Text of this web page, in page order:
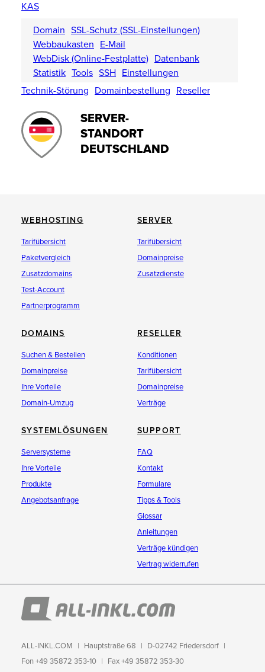
KAS
Domain SSL-Schutz (SSL-Einstellungen)
Webbaukasten E-Mail
WebDisk (Online-Festplatte) Datenbank
Statistik Tools SSH Einstellungen
Technik-Störung Domainbestellung Reseller
SERVER-
STANDORT
DEUTSCHLAND
WEBHOSTING
Tarifübersicht
Paketvergleich
Zusatzdomains
Test-Account
Partnerprogramm
SERVER
Tarifübersicht
Domainpreise
Zusatzdienste
DOMAINS
Suchen & Bestellen
Domainpreise
Ihre Vorteile
Domain-Umzug
RESELLER
Konditionen
Tarifübersicht
Domainpreise
Verträge
SYSTEMLÖSUNGEN
Serversysteme
Ihre Vorteile
Produkte
Angebotsanfrage
SUPPORT
FAQ
Kontakt
Formulare
Tipps & Tools
Glossar
Anleitungen
Verträge kündigen
Vertrag widerrufen
ALL-INKL.COM Hauptstraße 68
D-02742 Friedersdorf
Fon +49 35872 353-10
Fax +49 35872 353-30